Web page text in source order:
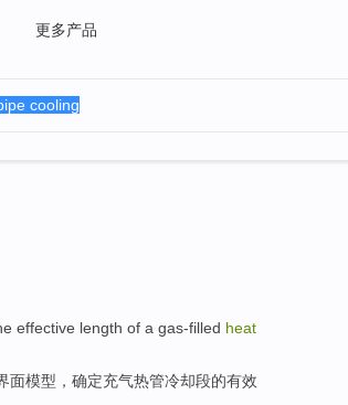
更多产品
effective length of a gas-filled heat
面模型 ， 确定充气热管冷却段的有效